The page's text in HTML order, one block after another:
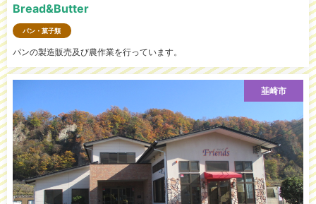
Bread&Butter
パン・菓子類
パンの製造販売及び農作業を行っています。
韮崎市